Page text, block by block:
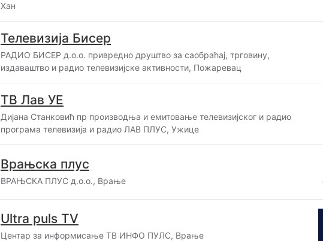
Хан
Телевизија Бисер
РАДИО БИСЕР д.о.о. привредно друштво за саобраћај, трговину,
издаваштво и радио телевизијске активности, Пожаревац
ТВ Лав УЕ
Дијана Станковић пр производња и емитовање телевизијског и радио
програма телевизија и радио ЛАВ ПЛУС, Ужице
Врањска плус
ВРАЊСКА ПЛУС д.о.о., Врање
Ultra puls TV
Центар за информисање ТВ ИНФО ПУЛС, Врање